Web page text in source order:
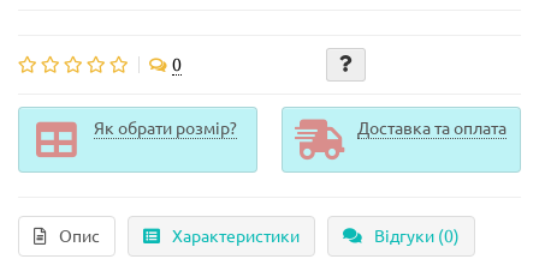
0
Як обрати розмір? Доставка та оплата
Опис Характеристики Відгуки (0)